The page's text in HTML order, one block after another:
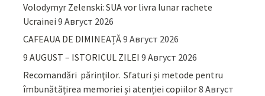
Volodymyr Zelenski: SUA vor livra lunar rachete
Ucrainei 9 Август 2026
CAFEAUA DE DIMINEAȚĂ9 Август 2026
9 AUGUST – ISTORICUL ZILEI 9 Август 2026
Recomandări părinţilor. Sfaturi și metode pentru
îmbunătățirea memoriei și atenției copiilor8 Август